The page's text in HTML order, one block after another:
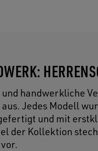
handwerkliche
Jedes Modell
und mit
der Kollektion